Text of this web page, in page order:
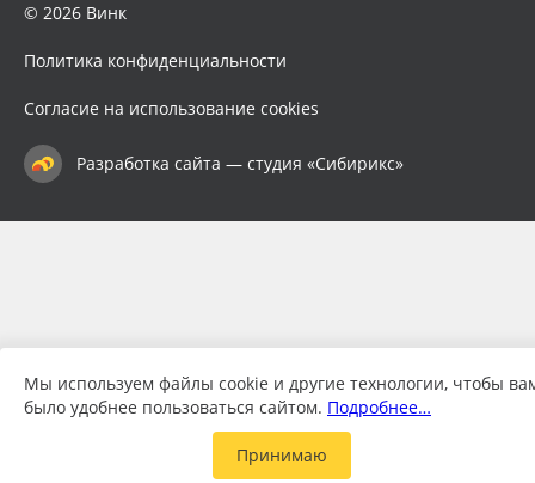
© 2026 Винк
Политика конфиденциальности
Согласие на использование cookies
Разработка сайта — студия «Сибирикс»
Мы используем файлы cookie и другие технологии, чтобы
было удобнее пользоваться сайтом. Подробнее…
Принимаю